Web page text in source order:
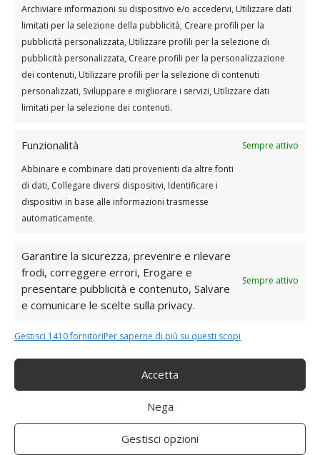
Archiviare informazioni su dispositivo e/o accedervi, Utilizzare dati
limitati per la selezione della pubblicità, Creare profili per la
pubblicità personalizzata, Utilizzare profili per la selezione di
pubblicità personalizzata, Creare profili per la personalizzazione
dei contenuti, Utilizzare profili per la selezione di contenuti
personalizzati, Sviluppare e migliorare i servizi, Utilizzare dati
limitati per la selezione dei contenuti.
Funzionalità
Sempre attivo
Abbinare e combinare dati provenienti da altre fonti
di dati, Collegare diversi dispositivi, Identificare i
dispositivi in base alle informazioni trasmesse
automaticamente.
Garantire la sicurezza, prevenire e rilevare
frodi, correggere errori, Erogare e
presentare pubblicità e contenuto, Salvare
e comunicare le scelte sulla privacy.
Sempre attivo
Gestisci 1410 fornitoriPer saperne di più su questi scopi
Accetta
Nega
Gestisci opzioni
Le braccia devono rimanere completamente distese
per l’intera durata dell’esercizi
Se ti sembra facile, immagina di dedicare un’intera ora a
questo movimento senza mai, dico mai, abbassare le
braccia.
Come e quante volte allenarsi
Una regola sola: non strafare.
Spesso sento dire alle persone “
, non funziona così.
L’idea di concentrarsi esclusivamente sullo
sviluppo di un muscolo per un periodo prolungato
è una scelta che non funziona, soprattutto in una
prospettiva di salute e benessere.
La chiave per massimizzare gli allenamenti è stabilire
una frequenza adeguata che rispetti il tuo corpo nel
suocomplesso.
Per questo motivo è cruciale affidarsi ad un
programma di una Personal Trainer esperta, così
da poter adattare il percorso in base ai tuoi